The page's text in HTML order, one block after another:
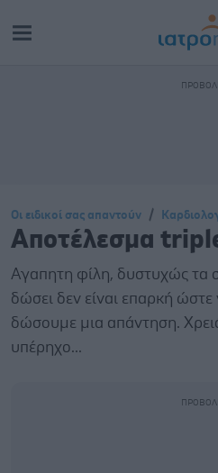
Οι ειδικοί σας απαντούν
Αποτέλεσμα
Αγαπητη φίλη, δυστυχώς τα
δώσει δεν είναι επαρκή
δώσουμε μια απάντηση.
υπέρηχο...